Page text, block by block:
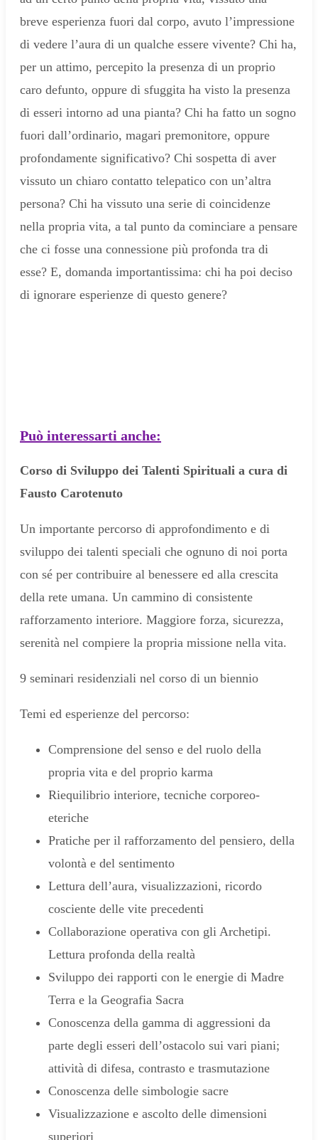
breve esperienza fuori dal corpo, avuto l’impressione
di vedere l’aura di un qualche essere vivente? Chi ha,
per un attimo, percepito la presenza di un proprio
caro defunto, oppure di sfuggita ha visto la presenza
di esseri intorno ad una pianta? Chi ha fatto un sogno
fuori dall’ordinario, magari premonitore, oppure
profondamente significativo? Chi sospetta di aver
vissuto un chiaro contatto telepatico con un’altra
persona? Chi ha vissuto una serie di coincidenze
nella propria vita, a tal punto da cominciare a pensare
che ci fosse una connessione più profonda tra di
esse? E, domanda importantissima: chi ha poi deciso
di ignorare esperienze di questo genere?
Può interessarti anche:
Corso di Sviluppo dei Talenti Spirituali a cura di
Fausto Carotenuto
Un importante percorso di approfondimento e di
sviluppo dei talenti speciali che ognuno di noi porta
con sé per contribuire al benessere ed alla crescita
della rete umana. Un cammino di consistente
rafforzamento interiore. Maggiore forza, sicurezza,
serenità nel compiere la propria missione nella vita.
9 seminari residenziali nel corso di un biennio
Temi ed esperienze del percorso:
Comprensione del senso e del ruolo della
propria vita e del proprio karma
Riequilibrio interiore, tecniche corporeo-
eteriche
Pratiche per il rafforzamento del pensiero, della
volontà e del sentimento
Lettura dell’aura, visualizzazioni, ricordo
cosciente delle vite precedenti
Collaborazione operativa con gli Archetipi.
Lettura profonda della realtà
Sviluppo dei rapporti con le energie di Madre
Terra e la Geografia Sacra
Conoscenza della gamma di aggressioni da
parte degli esseri dell’ostacolo sui vari piani;
attività di difesa, contrasto e trasmutazione
Conoscenza delle simbologie sacre
Visualizzazione e ascolto delle dimensioni
superiori